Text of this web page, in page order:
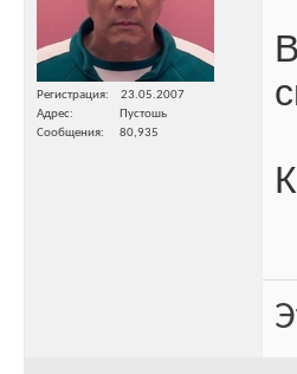
Регистрация
23.05.2007
Адрес
Пустошь
Сообщения
80,935